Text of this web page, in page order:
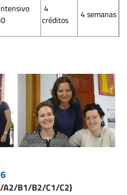
4
créditos
4 semanas
A2/B1/B2/C1/C2)